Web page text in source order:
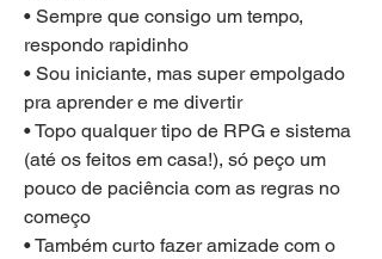
• Sempre que consigo um tempo,
respondo rapidinho
• Sou iniciante, mas super empolgado
pra aprender e me divertir
• Topo qualquer tipo de RPG e sistema
(até os feitos em casa!), só peço um
pouco de paciência com as regras no
começo
• Também curto fazer amizade com o